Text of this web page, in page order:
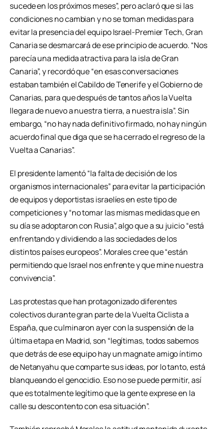
sucede en los próximos meses”, pero aclaró que si las
condiciones no cambian y no se toman medidas para
evitar la presencia del equipo Israel-Premier Tech, Gran
Canaria se desmarcará de ese principio de acuerdo. “Nos
parecía una medida atractiva para la isla de Gran
Canaria”, y recordó que “en esas conversaciones
estaban también el Cabildo de Tenerife y el Gobierno de
Canarias, para que después de tantos años la Vuelta
llegara de nuevo a nuestra tierra, a nuestra isla”. Sin
embargo, “no hay nada definitivo firmado, no hay ningún
acuerdo final que diga que se ha cerrado el regreso de la
Vuelta a Canarias”.
El presidente lamentó “la falta de decisión de los
organismos internacionales” para evitar la participación
de equipos y deportistas israelíes en este tipo de
competiciones y “no tomar las mismas medidas que en
su día se adoptaron con Rusia”, algo que a su juicio “está
enfrentando y dividiendo a las sociedades de los
distintos países europeos”. Morales cree que “están
permitiendo que Israel nos enfrente y que mine nuestra
convivencia”.
Las protestas que han protagonizado diferentes
colectivos durante gran parte de la Vuelta Ciclista a
España, que culminaron ayer con la suspensión de la
última etapa en Madrid, son “legítimas, todos sabemos
que detrás de ese equipo hay un magnate amigo íntimo
de Netanyahu que comparte sus ideas, por lo tanto, está
blanqueando el genocidio. Eso no se puede permitir, así
que es totalmente legítimo que la gente exprese en la
calle su descontento con esa situación”.